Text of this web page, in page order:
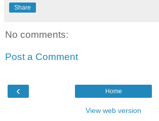
Share
No comments:
Post a Comment
‹ Home
View web version